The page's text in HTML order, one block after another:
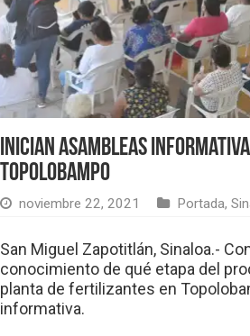
Inician asambleas
Topolobampo
noviembre 22, 2021 Portada,
San Miguel Zapotitlán, Sinaloa.-
conocimiento de qué etapa del
planta de fertilizantes en
informativa.